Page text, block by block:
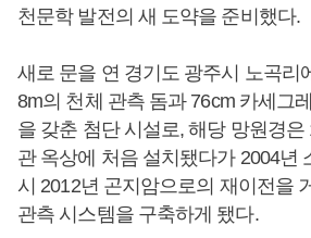
천문학 발전의 새 도약을 준비했다.
새로 문을 연 경기도 광주시 노곡리
8m의 천체 관측 돔과 76cm 카세그
을 갖춘 첨단 시설로, 해당 망원경은
관 옥상에 처음 설치됐다가 2004년
시 2012년 곤지암으로의 재이전을
관측 시스템을 구축하게 됐다.